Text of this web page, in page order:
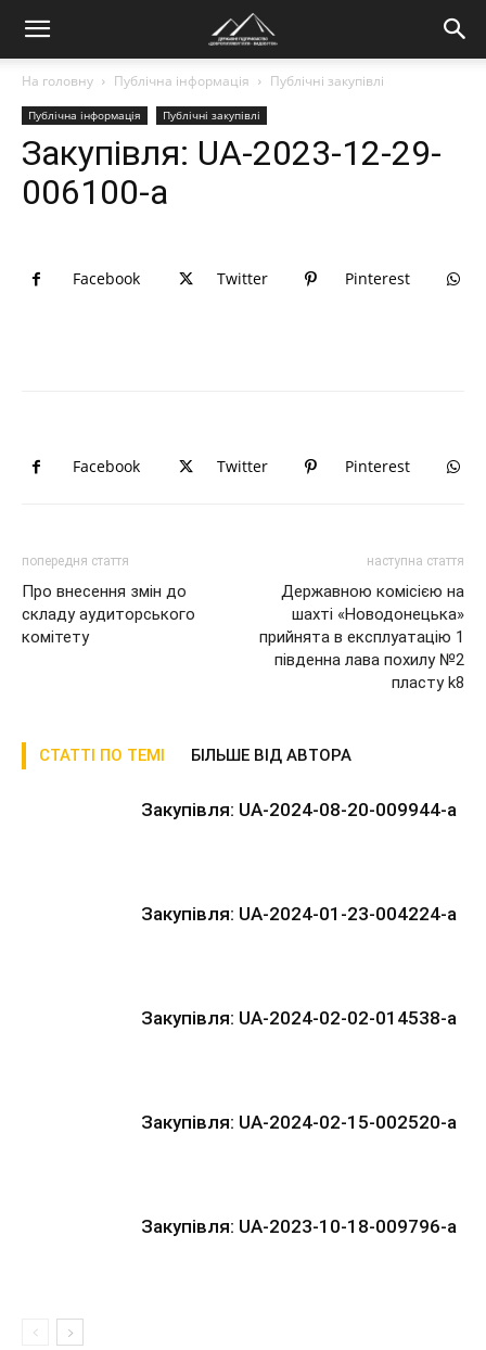
На головну Публічна інформація Публічні закупівлі
Публічна інформація Публічні закупівлі
Закупівля: UA-2023-12-29-
006100-a
Facebook Twitter Pinterest
Facebook Twitter Pinterest
попередня стаття
Про внесення змін до
складу аудиторського
комітету
наступна стаття
Державною комісією на
шахті «Новодонецька»
прийнята в експлуатацію 1
південна лава похилу №2
пласту k8
СТАТТІ ПО ТЕМІ БІЛЬШЕ ВІД АВТОРА
Закупівля: UA-2024-08-20-009944-a
Закупівля: UA-2024-01-23-004224-a
Закупівля: UA-2024-02-02-014538-a
Закупівля: UA-2024-02-15-002520-a
Закупівля: UA-2023-10-18-009796-a